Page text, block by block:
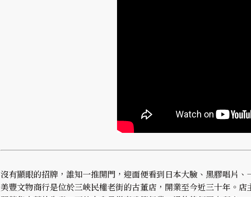
沒有顯眼的招牌，誰知一推開門，迎面便看到日本大臉、黑膠唱片
美豐文物商行是位於三峽民權老街的古董店，開業至今近三十年。